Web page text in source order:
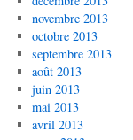
novembre 2013
octobre 2013
septembre 2013
août 2013
juin 2013
mai 2013
avril 2013